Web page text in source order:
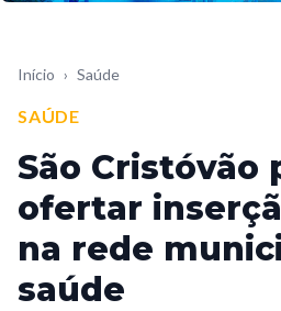
Início › Saúde
SAÚDE
São Cristóvão
ofertar
na rede
saúde